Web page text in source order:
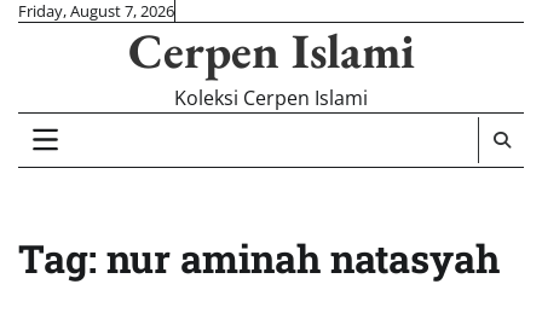
SkipFriday, August 7, 2026
Cerpen Islami
Koleksi Cerpen Islami
Tag: nur aminah natasyah